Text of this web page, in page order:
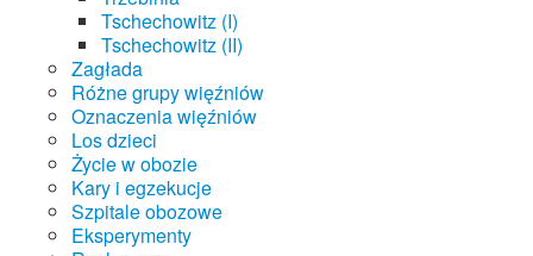
Tschechowitz (I)
Tschechowitz (II)
Zagłada
Różne grupy więźniów
Oznaczenia więźniów
Los dzieci
Życie w obozie
Kary i egzekucje
Szpitale obozowe
Eksperymenty